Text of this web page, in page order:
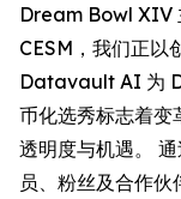
Dream Bowl XIV
CESM，我们正以
Datavault AI 为
币化选秀标志着变
透明度与机遇。
员、粉丝及合作